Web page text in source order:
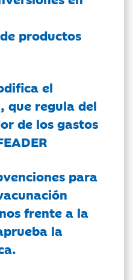
productos
el
que regula del
de los gastos
para
frente a la
la